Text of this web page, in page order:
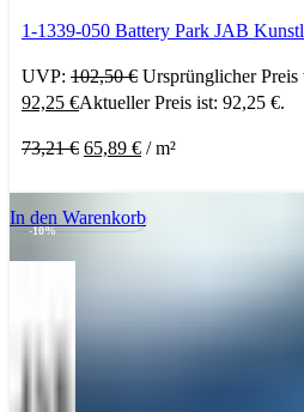
1-1339-050 Battery Park JAB
UVP: 102,50€ Ursprünglicher
92,25 €Aktueller Preis ist: 92,25 €.
73,21€ 65,89 € /m²
-10%
In den Warenkorb